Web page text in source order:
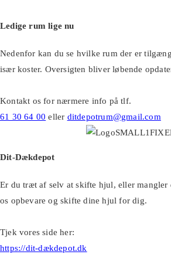
Ledige rum lige nu
Nedenfor kan du se hvilke rum der er
især koster. Oversigten bliver løbende
Kontakt os for nærmere info på tlf.
61 30 64 00 eller ditdepotrum@gmail.com
Dit-Dækdepot
Er du træt af selv at skifte hjul, eller mangler
os opbevare og skifte dine hjul for dig.
Tjek vores side her:
https://dit-dækdepot.dk